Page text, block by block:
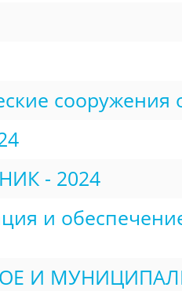
сооружения
- 2024
и
И